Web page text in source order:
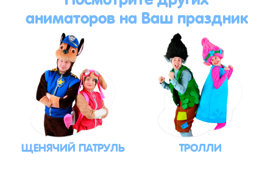
аниматоров на Ваш праздник
ЩЕНЯЧИЙ ПАТРУЛЬ ТРОЛЛИ